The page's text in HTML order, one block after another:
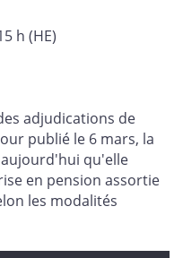
h (HE)
adjudications de
publié le 6 mars, la
aujourd'hui qu'elle
en pension assortie
les modalités